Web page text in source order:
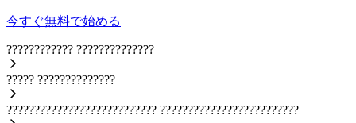
今すぐ無料で始める
???????????? ??????????????
????? ??????????????
??????????????????????????? ?????????????????????????